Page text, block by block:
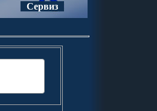
Сервиз